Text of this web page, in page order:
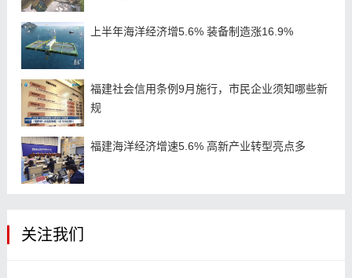
上半年海洋经济增5.6% 装备制造涨16.9%
福建社会信用条例9月施行，市民企业须知哪些新
规
福建海洋经济增速5.6% 高新产业转型亮点多
关注我们